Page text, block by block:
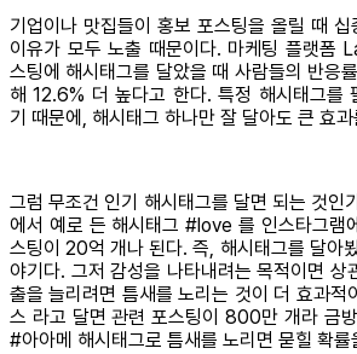
기업이나 맛집들이 홍보 포스팅을 올릴 때
이유가 모두 노출 때문이다. 마케팅 플랫폼
스팅에 해시태그를 달았을 때 사람들의 반응
해 12.6% 더 높다고 한다. 특정 해시태그를
기 때문에, 해시태그 하나만 잘 달아도 큰 효
그럼 무조건 인기 해시태그를 달면 되는 것인
에서 예로 든 해시태그 #love 를 인스타그램
스팅이 20억 개나 된다. 즉, 해시태그를 달아
야기다. 그저 감성을 나타내려는 목적이면 상
출을 늘리려면 틈새를 노리는 것이 더 효과적
스 라고 달면 관련 포스팅이 800만 개라 금
#아아메 해시태그로 틈새를 노리면 묻힐 확률